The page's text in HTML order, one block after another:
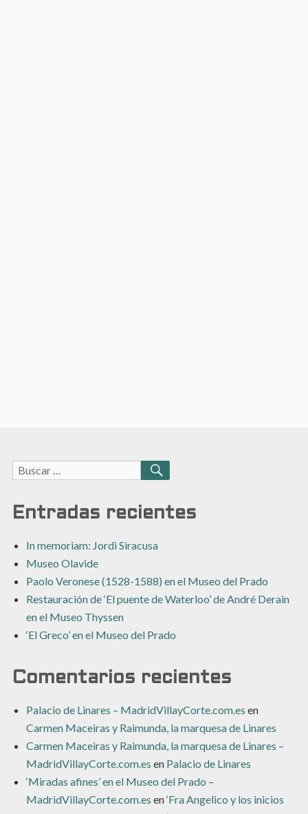
Buscar:
BUSCAR
Entradas recientes
In memoriam: Jordi Siracusa
Museo Olavide
Paolo Veronese (1528-1588) en el Museo del Prado
Restauración de ‘El puente de Waterloo’ de André Derain
en el Museo Thyssen
‘El Greco’ en el Museo del Prado
Comentarios recientes
Palacio de Linares – MadridVillayCorte.com.es en
Carmen Maceiras y Raimunda, la marquesa de Linares
Carmen Maceiras y Raimunda, la marquesa de Linares –
MadridVillayCorte.com.es en Palacio de Linares
‘Miradas afines’ en el Museo del Prado –
MadridVillayCorte.com.es en‘Fra Angelico y los inicios